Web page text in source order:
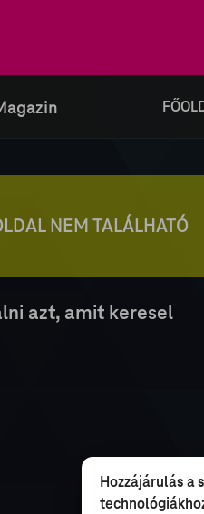
NEM TALÁLHATÓ
azt, amit keresel
Hozzájárulás a